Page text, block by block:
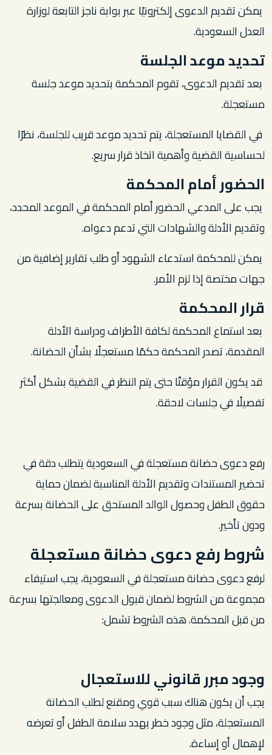
يمكن تقديم الدعوى إلكترونيًا عبر بوابة ناجز التابعة لوزارة
العدل السعودية.
تحديد موعد الجلسة
بعد تقديم الدعوى، تقوم المحكمة بتحديد موعد جلسة
مستعجلة.
في القضايا المستعجلة، يتم تحديد موعد قريب للجلسة، نظرًا
لحساسية القضية وأهمية اتخاذ قرار سريع.
الحضور أمام المحكمة
يجب على المدعي الحضور أمام المحكمة في الموعد المحدد،
وتقديم الأدلة والشهادات التي تدعم دعواه.
يمكن للمحكمة استدعاء الشهود أو طلب تقارير إضافية من
جهات مختصة إذا لزم الأمر.
قرار المحكمة
بعد استماع المحكمة لكافة الأطراف ودراسة الأدلة
المقدمة، تصدر المحكمة حكمًا مستعجلًا بشأن الحضانة.
قد يكون القرار مؤقتًا حتى يتم النظر في القضية بشكل أكثر
تفصيلًا في جلسات لاحقة.
رفع دعوى حضانة مستعجلة في السعودية يتطلب دقة في
تحضير المستندات وتقديم الأدلة المناسبة لضمان حماية
حقوق الطفل وحصول الوالد المستحق على الحضانة بسرعة
ودون تأخير.
شروط رفع دعوى حضانة مستعجلة
لرفع دعوى حضانة مستعجلة في السعودية، يجب استيفاء
مجموعة من الشروط لضمان قبول الدعوى ومعالجتها بسرعة
من قبل المحكمة. هذه الشروط تشمل:
وجود مبرر قانوني للاستعجال
يجب أن يكون هناك سبب قوي ومقنع لطلب الحضانة
المستعجلة، مثل وجود خطر يهدد سلامة الطفل أو تعرضه
لإهمال أو إساءة.